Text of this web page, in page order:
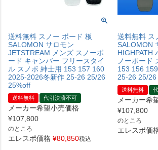
送料無料 スノー ボード 板
SALOMON サロモン
JETSTREAM メンズ スノーボ
ード キャンバー フリースタイ
ル スノボ 紳士用 153 157 160
2025-2026冬新作 25-26 25/26
25%off
送料無料 代引決済不可
メーカー希望小売価格
¥107,800
のところ
エレスポ価格 ¥80,850税込
送料無料 ス
SALOMON
HIGHPATH
ノーボード
153 156
25-26 25/
送料無料
メーカー希
¥107,800
のところ
エレスポ価